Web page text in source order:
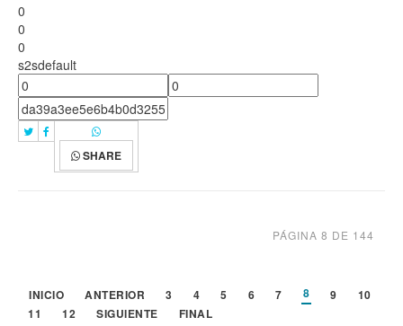
0
0
0
s2sdefault
SHARE
PÁGINA 8 DE 144
INICIO ANTERIOR 3 4 5 6 7 8 9
10
11
12 SIGUIENTE FINAL